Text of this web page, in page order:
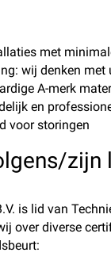
met
wij denken met
A-merk
en
voor storingen
zijn
is lid van
over diverse